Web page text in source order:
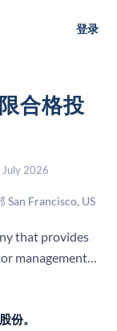
登录
合格投
2026
San Francisco, US
that provides
management
across
份。